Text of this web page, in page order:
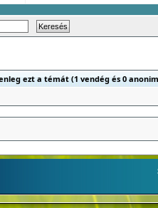
ezt a témát (1 vendég és 0